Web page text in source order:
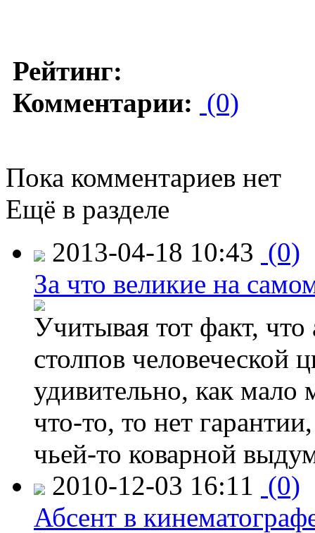
Рейтинг:
Комментарии: (0)
Пока комментариев нет
Ещё в разделе
2013-04-18 10:43 (0)
За что великие на
Учитывая тот факт, что
столпов человеческой
удивительно, как
что-то, то нет
чьей-то коварной
2010-12-03 16:11 (0)
Абсент в